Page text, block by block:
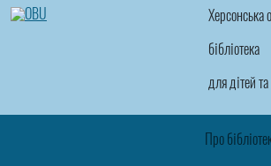
Херсонська
бібліотека
для дітей
Про